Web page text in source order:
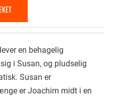
en behagelig
i Susan, og pludselig
Susan er
er Joachim midt i en